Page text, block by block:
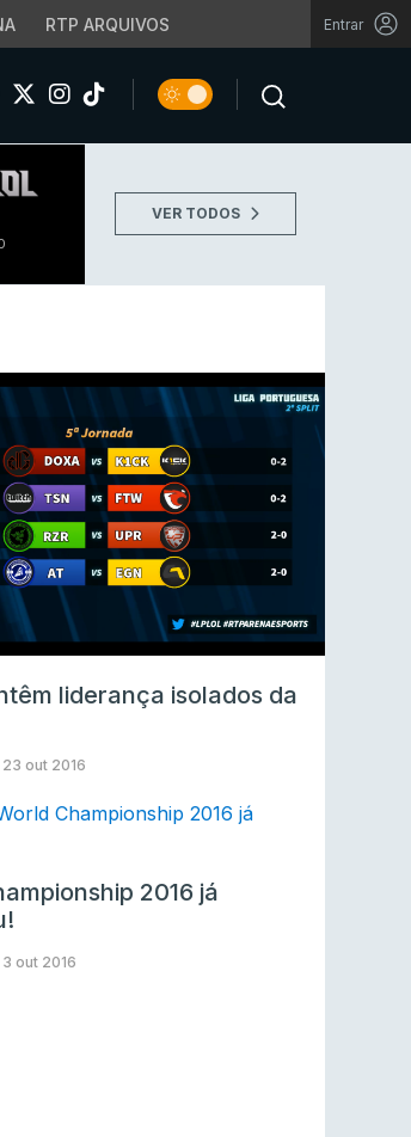
RTP ARQUIVOS Entrar
VER TODOS
liderança isolados da
23 out 2016
2016 já
3 out 2016